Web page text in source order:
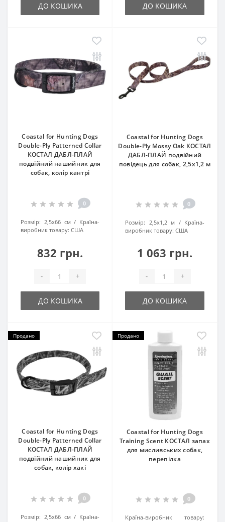
ДО КОШИКА ДО КОШИКА
Coastal for Hunting Dogs
Double-Ply Patterned Collar
КОСТАЛ ДАБЛ-ПЛАЙ
подвійний нашийник для
собак, колір кантрі
0
Розмір: 2,5х66 см
Країна-
виробник товару: США
832 грн.
- +
ДО КОШИКА
Coastal for Hunting Dogs
Double-Ply Mossy Oak КОСТАЛ
ДАБЛ-ПЛАЙ подвійний
повідець для собак, 2,5х1,2 м
0
Розмір: 2,5х1,2 м
Країна-
виробник товару: США
1 063 грн.
- +
ДО КОШИКА
Продано
Coastal for Hunting Dogs
Double-Ply Patterned Collar
КОСТАЛ ДАБЛ-ПЛАЙ
подвійний нашийник для
собак, колір хакі
0
Розмір: 2,5х66 см
Країна-
Продано
Coastal for Hunting Dogs
Training Scent КОСТАЛ запах
для мисливських собак,
перепілка
0
Країна-виробник товару: